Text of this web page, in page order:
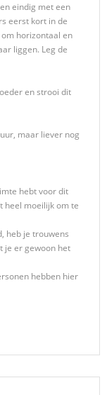
eindig met een
eerst kort in de
horizontaal en
liggen. Leg de
en strooi dit
maar liever nog
hebt voor dit
heel moeilijk om te
heb je trouwens
je er gewoon het
hebben hier